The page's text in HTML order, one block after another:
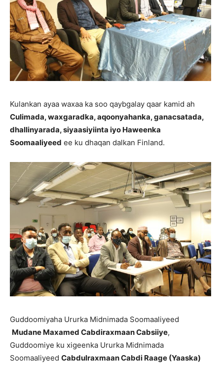
Kulankan ayaa waxaa ka soo qaybgalay qaar kamid ah
Culimada, waxgaradka, aqoonyahanka, ganacsatada,
dhallinyarada, siyaasiyiinta iyo Haweenka
Soomaaliyeed ee ku dhaqan dalkan Finland.
Guddoomiyaha Ururka Midnimada Soomaaliyeed
Mudane Maxamed Cabdiraxmaan Cabsiiye,
Guddoomiye ku xigeenka Ururka Midnimada
Soomaaliyeed Cabdulraxmaan Cabdi Raage (Yaaska)